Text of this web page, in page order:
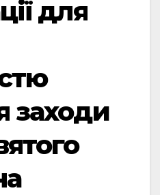
для
заходи